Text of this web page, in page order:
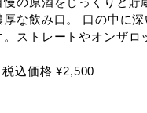
な飲み口。 口の中に深
ストレートやオンザロ
込価格 ¥2,500